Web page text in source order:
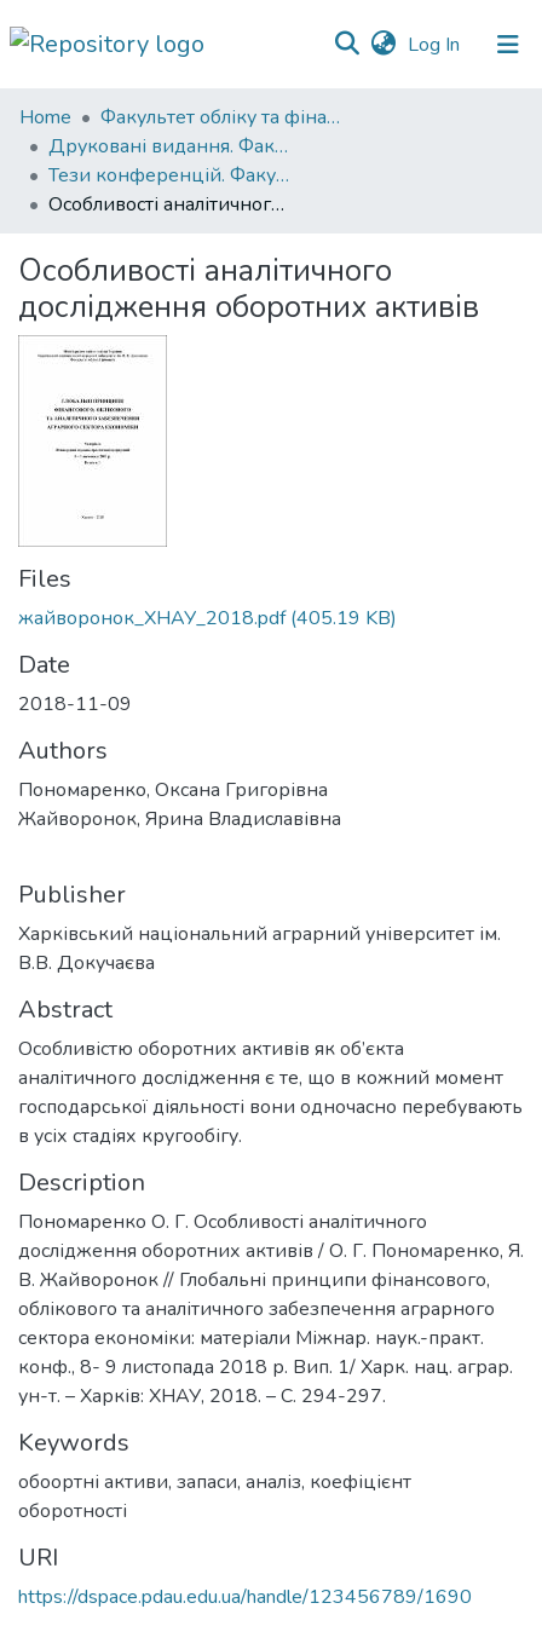
Log In (current)
Communities
&
Collections
Statistics
Home
Факультет обліку та фінансів
Друковані видання. Факультет обліку та фінансів
Тези конференцій. Факультет обліку та фінансів
Особливості аналітичного дослідження оборотних активів
Особливості аналітичного
дослідження оборотних активів
Files
жайворонок_ХНАУ_2018.pdf(405.19 KB)
Date
2018-11-09
Authors
Пономаренко, Оксана Григорівна
Жайворонок, Ярина Владиславівна
Publisher
Харківський національний аграрний університет ім.
В.В. Докучаєва
Abstract
Особливістю оборотних активів як об’єкта
аналітичного дослідження є те, що в кожний момент
господарської діяльності вони одночасно перебувають
в усіх стадіях кругообігу.
Description
Пономаренко О. Г. Особливості аналітичного
дослідження оборотних активів / О. Г. Пономаренко, Я.
В. Жайворонок // Глобальні принципи фінансового,
облікового та аналітичного забезпечення аграрного
сектора економіки: матеріали Міжнар. наук.-практ.
конф., 8- 9 листопада 2018 р. Вип. 1/ Харк. нац. аграр.
ун-т. – Харків: ХНАУ, 2018. – С. 294-297.
Keywords
обоортні активи, запаси, аналіз, коефіцієнт
оборотності
URI
https://dspace.pdau.edu.ua/handle/123456789/1690